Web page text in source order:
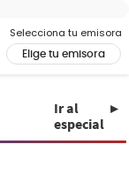
Selecciona tu emisora
Elige tu emisora
Ir al
especial